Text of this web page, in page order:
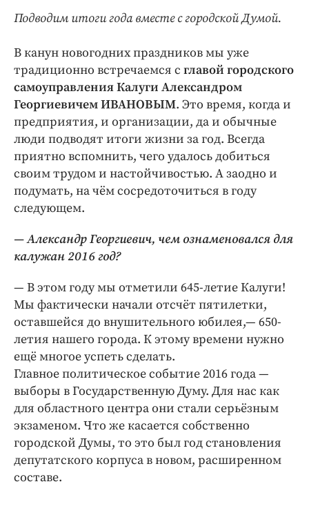
Издания
Интересное чтиво
Клиника года
Бренд года
Работодатель года
Подводим итоги года вместе с городской Думой.
В канун новогодних праздников мы уже
традиционно встречаемся с главой городского
самоуправления Калуги Александром
Георгиевичем ИВАНОВЫМ. Это время, когда и
предприятия, и организации, да и обычные
люди подводят итоги жизни за год. Всегда
приятно вспомнить, чего удалось добиться
своим трудом и настойчивостью. А заодно и
подумать, на чём сосредоточиться в году
следующем.
— Александр Георгиевич, чем ознаменовался для
калужан 2016 год?
— В этом году мы отметили 645-летие Калуги!
Мы фактически начали отсчёт пятилетки,
оставшейся до внушительного юбилея,— 650-
летия нашего города. К этому времени нужно
ещё многое успеть сделать.
Главное политическое событие 2016 года —
выборы в Государственную Думу. Для нас как
для областного центра они стали серьёзным
экзаменом. Что же касается собственно
городской Думы, то это был год становления
депутатского корпуса в новом, расширенном
составе.